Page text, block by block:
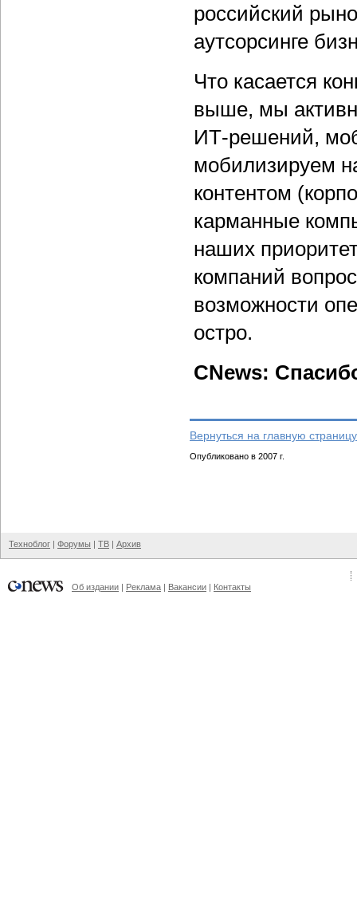
российский
аутсорсинге
Что касается
выше, мы
ИТ-решений,
мобилизируем
контентом
карманные
наших
компаний
возможности
остро.
CNews:
Вернуться на главную
Опубликовано в 2007 г.
Техноблог | Форумы | ТВ | Архив
Об издании | Реклама | Вакансии | Контакты